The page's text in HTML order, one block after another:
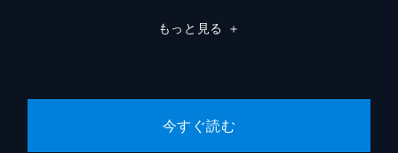
もっと見る ＋
今すぐ読む